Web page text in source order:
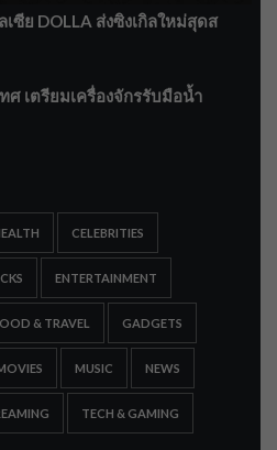
เซีย DOLLA ส่งซิงเกิลใหม่สุดส
ศ เตรียมเครื่องจักรรับมือน้ำ
CELEBRITIES
ENTERTAINMENT
& TRAVEL GADGETS
MUSIC NEWS
TECH & GAMING